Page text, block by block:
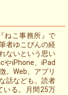
ねこ事務所』で
者ゆこびんの経
ないという思い
やiPhone、iPad
。Web、アプリ
話なども。読者
いる。月間25万